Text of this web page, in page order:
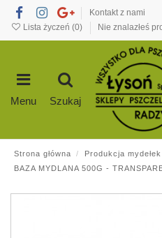
Kontakt z nami
Lista życzeń (0) Nie znalazłeś
Menu Szukaj
Strona główna Produkcja mydełek
BAZA MYDLANA 500G -